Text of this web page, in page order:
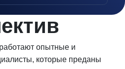
опытные и
которые преданы